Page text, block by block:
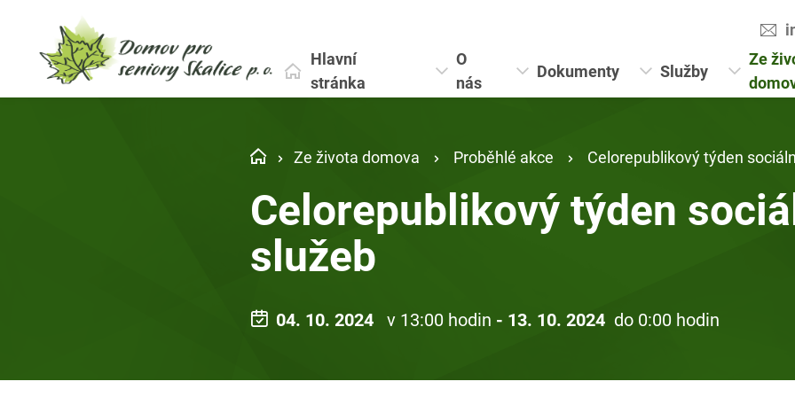
Hlavní
stránka
O
nás
Dokumenty Služby
Ze
Ze života domova Proběhlé akce Celorepublikový týden
Celorepublikový týden
služeb
04. 10. 2024 v 13:00 hodin - 13. 10. 2024 do 0:00 hodin